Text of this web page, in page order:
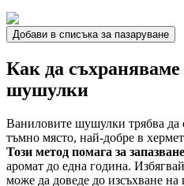
Добави в списъка за пазаруване
Как да
шушулки
Ваниловите шушулки трябва да
тъмно място, най-добре в
Този метод помага за запазване
аромат до една година.
може да доведе до изсъхване